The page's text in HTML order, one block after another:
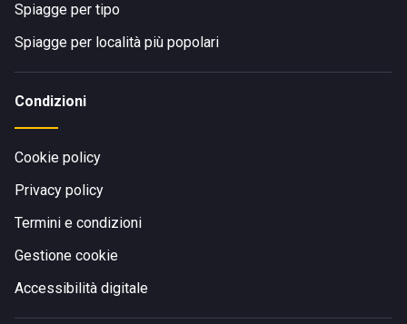
Spiagge per tipo
Spiagge per località più popolari
Condizioni
Cookie policy
Privacy policy
Termini e condizioni
Gestione cookie
Accessibilità digitale